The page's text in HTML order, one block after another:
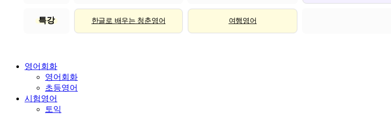
특강 한글로 배우는 청춘영어 여행영어
영어회화
영어회화
초등영어
시험영어
토익